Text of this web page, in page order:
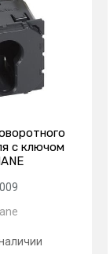
с ключом